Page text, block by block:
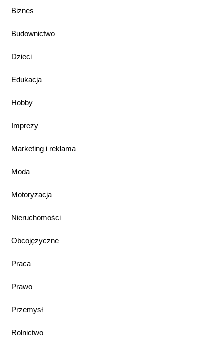
Biznes
Budownictwo
Dzieci
Edukacja
Hobby
Imprezy
Marketing i reklama
Moda
Motoryzacja
Nieruchomości
Obcojęzyczne
Praca
Prawo
Przemysł
Rolnictwo